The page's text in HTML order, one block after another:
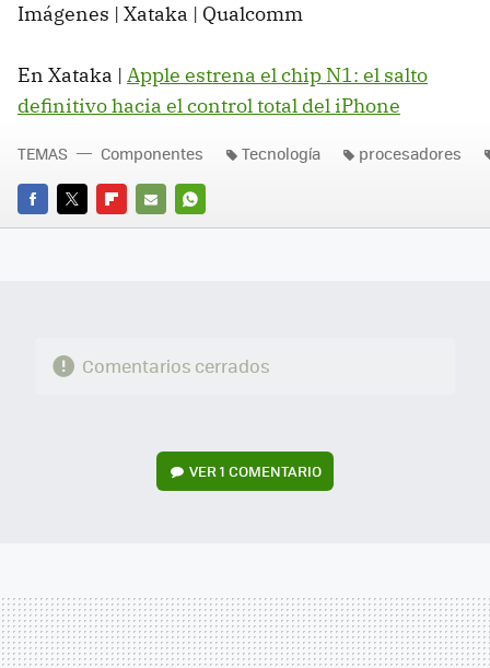
Imágenes | Xataka | Qualcomm
En Xataka | Apple estrena el chip N1: el salto
definitivo hacia el control total del iPhone
FACEBOOK
TWITTERFLIPBOARD
E-
WHATSAPP
TEMAS Componentes Tecnología procesadores
Comentarios cerrados
VER1 COMENTARIO